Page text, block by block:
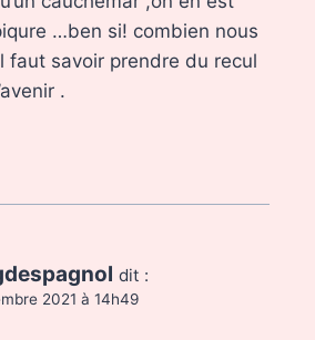
…ben si! combien nous
faut savoir prendre du recul
.
dit :
2021 à 14h49